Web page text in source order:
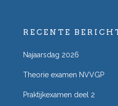
RECENTE
Najaarsdag 2026
Theorie examen NVVGP
Praktijkexamen deel 2